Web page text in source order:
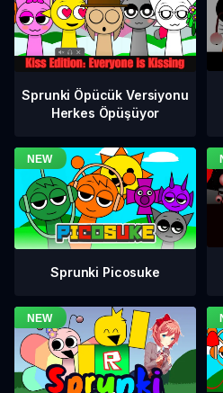
Sprunki Öpücük Versiyonu
Herkes Öpüşüyor
Sprunki Picosuke